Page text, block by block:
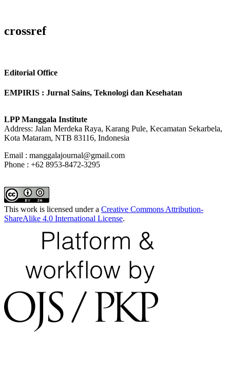
crossref
Editorial Office
EMPIRIS : Jurnal Sains, Teknologi dan Kesehatan
LPP Manggala Institute
Address: Jalan Merdeka Raya, Karang Pule, Kecamatan Sekarbela,
Kota Mataram, NTB 83116, Indonesia
Email : manggalajournal@gmail.com
Phone : +62 8953-8472-3295
This work is licensed under a Creative Commons Attribution-
ShareAlike 4.0 International License.